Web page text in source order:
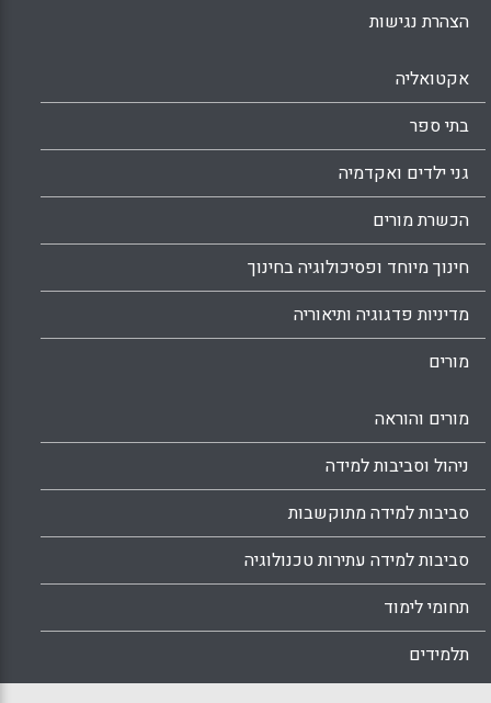
הצהרת נגישות
אקטואליה
בתי ספר
גני ילדים ואקדמיה
הכשרת מורים
חינוך מיוחד ופסיכולוגיה בחינוך
מדיניות פדגוגיה ותיאוריה
מורים
מורים והוראה
ניהול וסביבות למידה
סביבות למידה מתוקשבות
סביבות למידה עתירות טכנולוגיה
תחומי לימוד
תלמידים